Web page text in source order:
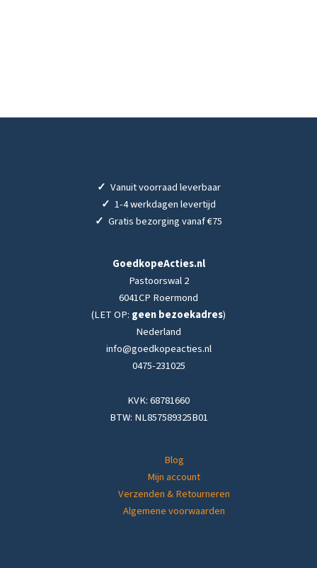
✓ Vanuit voorraad leverbaar
✓ 1-4 werkdagen levertijd
✓ Gratis bezorging vanaf €75
GoedkopeActies.nl
Pastoorswal 2
6041CP Roermond
(LET OP: geen bezoekadres)
Nederland
info@goedkopeacties.nl
0475-231025
KVK: 68781660
BTW: NL857589325B01
Blog
Mijn account
Verzenden & Retourneren
Algemene voorwaarden